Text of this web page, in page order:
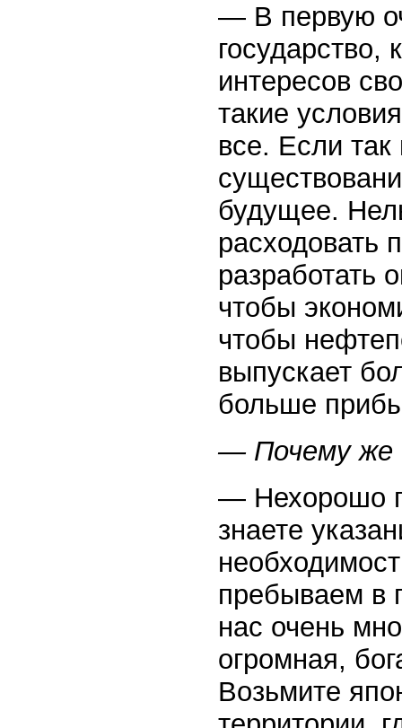
— В первую
государство,
интересов
такие
все. Если
будущее.
расходовать
разработать
чтобы
чтобы
выпускает
больше
— Почему же
— Нехорошо
знаете
пребываем в
нас очень
огромная,
Возьмите